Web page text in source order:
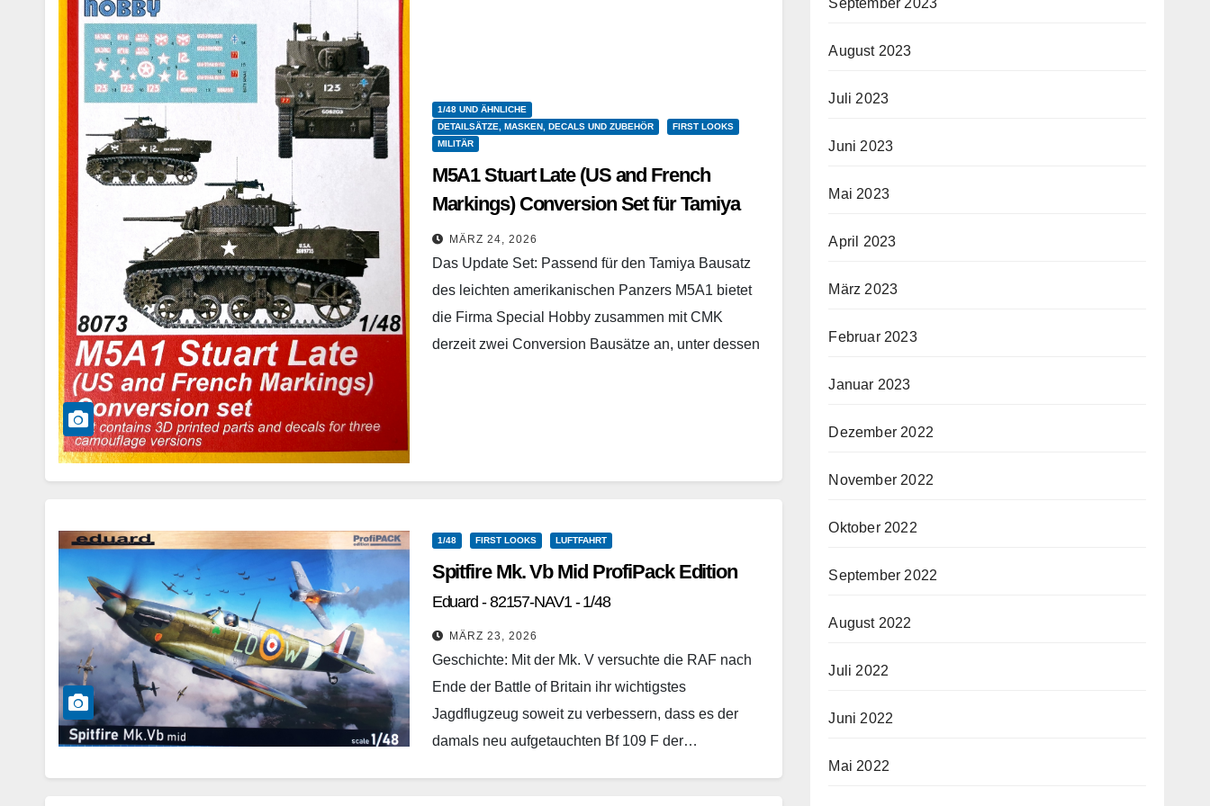
1/48 UND ÄHNLICHE
DETAILSÄTZE, MASKEN, DECALS UND ZUBEHÖR
FIRST LOOKS
MILITÄR
M5A1 Stuart Late (US and French
Markings) Conversion Set für Tamiya
Special Hobby / CMK - 8073 - 1/48
MÄRZ 24, 2026
Das Update Set: Passend für den Tamiya Bausatz
des leichten amerikanischen Panzers M5A1 bietet
die Firma Special Hobby zusammen mit CMK
derzeit zwei Conversion Bausätze an, unter dessen
1/48 FIRST LOOKS LUFTFAHRT
Spitfire Mk. Vb Mid ProfiPack Edition
Eduard - 82157-NAV1 - 1/48
MÄRZ 23, 2026
Geschichte: Mit der Mk. V versuchte die RAF nach
Ende der Battle of Britain ihr wichtigstes
Jagdflugzeug soweit zu verbessern, dass es der
damals neu aufgetauchten Bf 109 F der…
Weiterlesen
September 2023
August 2023
Juli 2023
Juni 2023
Mai 2023
April 2023
März 2023
Februar 2023
Januar 2023
Dezember 2022
November 2022
Oktober 2022
September 2022
August 2022
Juli 2022
Juni 2022
Mai 2022